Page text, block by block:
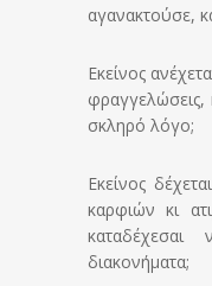
αγανακτούσε,
Εκείνος
φραγγελώσεις,
σκληρό λόγο;
Εκείνος
καρφιών κι
καταδέχεσαι
διακονήματα;